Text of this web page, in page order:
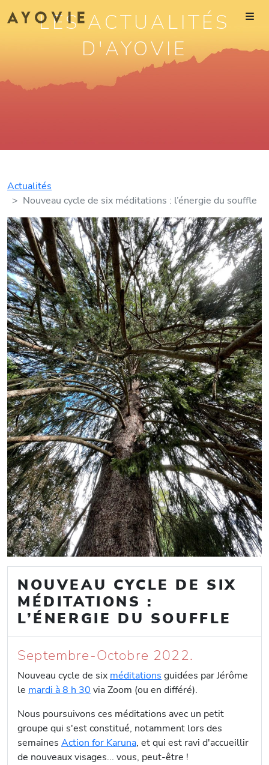
LES ACTUALITÉS
D'AYOVIE
Actualités
Nouveau cycle de six méditations : l’énergie du souffle
NOUVEAU CYCLE DE SIX
MÉDITATIONS :
L’ÉNERGIE DU SOUFFLE
Septembre-Octobre 2022.
Nouveau cycle de six méditations guidées par Jérôme
le mardi à 8 h 30 via Zoom (ou en différé).
Nous poursuivons ces méditations avec un petit
groupe qui s'est constitué, notamment lors des
semaines Action for Karuna, et qui est ravi d'accueillir
de nouveaux visages... vous, peut-être !